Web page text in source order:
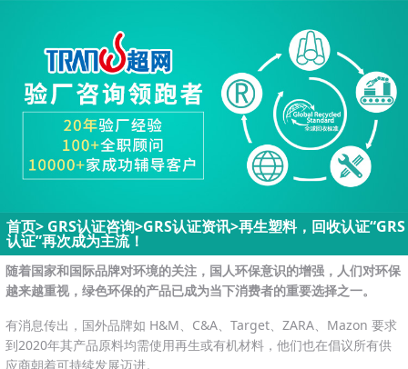
首页> GRS认证咨询>GRS认证资讯>再生塑料，回收认证“GRS
认证”再次成为主流！
随着国家和国际品牌对环境的关注，国人环保意识的增强，人们对环保
越来越重视，绿色环保的产品已成为当下消费者的重要选择之一。
有消息传出，国外品牌如 H&M、C&A、Target、ZARA、Mazon 要求
到2020年其产品原料均需使用再生或有机材料，他们也在倡议所有供
应商朝着可持续发展迈进。